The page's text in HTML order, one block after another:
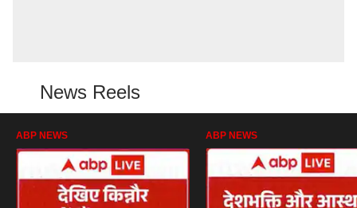
News Reels
ABP NEWS ABP NEWS